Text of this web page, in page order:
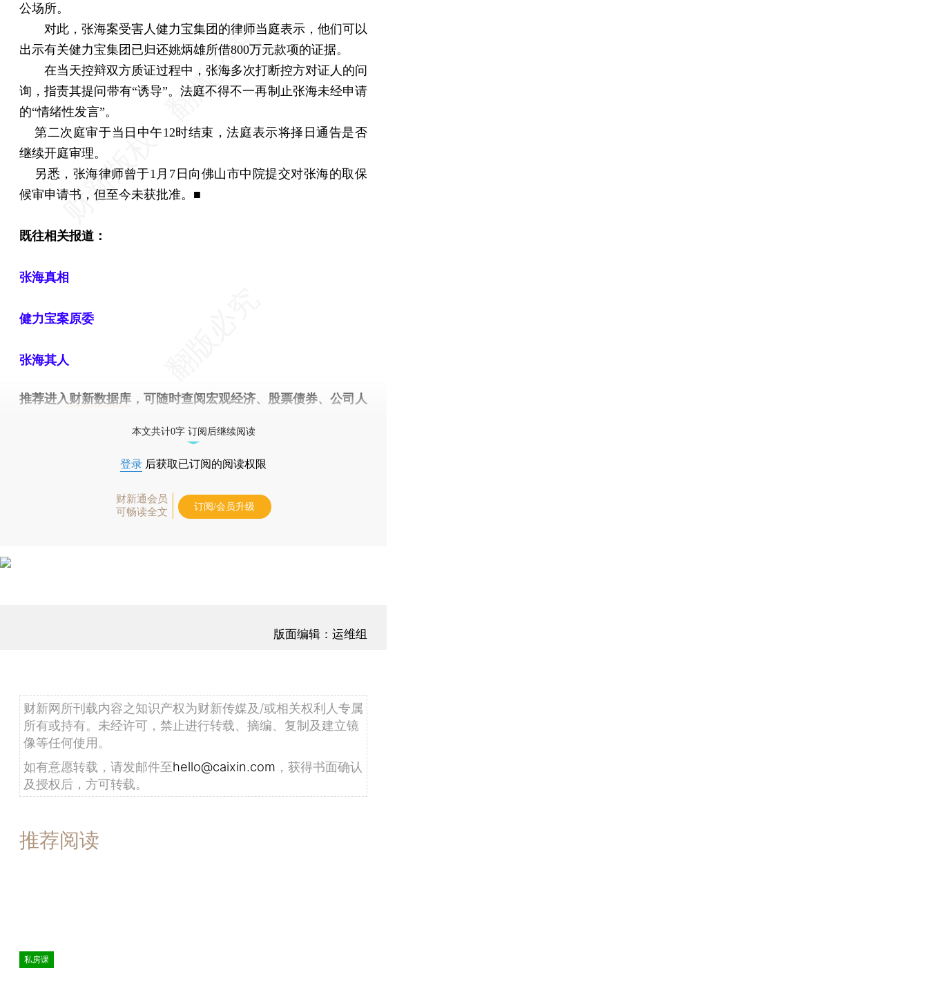
公场所。
对此，张海案受害人健力宝集团的律师当庭表示，他们可以
出示有关健力宝集团已归还姚炳雄所借800万元款项的证据。
在当天控辩双方质证过程中，张海多次打断控方对证人的问
询，指责其提问带有“诱导”。法庭不得不一再制止张海未经申请
的“情绪性发言”。
第二次庭审于当日中午12时结束，法庭表示将择日通告是否
继续开庭审理。
另悉，张海律师曾于1月7日向佛山市中院提交对张海的取保
候审申请书，但至今未获批准。■
既往相关报道：
张海真相
健力宝案原委
张海其人
推荐进入财新数据库 ，可随时查阅宏观经济、股票债券、公司人
本文共计0字 订阅后继续阅读
登录 后获取已订阅的阅读权限
财新通会员
可畅读全文
订阅/会员升级
版面编辑：运维组
财新网所刊载内容之知识产权为财新传媒及/或相关权利人专属
所有或持有。未经许可，禁止进行转载、摘编、复制及建立镜
像等任何使用。
如有意愿转载，请发邮件至hello@caixin.com ，获得书面确认
及授权后，方可转载。
推荐阅读
私房课